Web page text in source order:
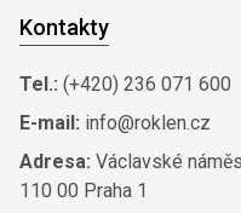
Kontakty
Tel.: (+420) 236 071 600
E-mail: info@roklen.cz
Adresa: Václavské
110 00 Praha 1